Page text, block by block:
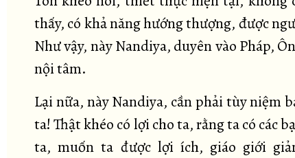
thấy, có khả năng hướng thượng, được
Như vậy, này Nandiya, duyên vào Pháp,
nội tâm.
Lại nữa, này Nandiya, cần phải tùy niệm
ta! Thật khéo có lợi cho ta, rằng ta có các
ta, muốn ta được lợi ích, giáo giới